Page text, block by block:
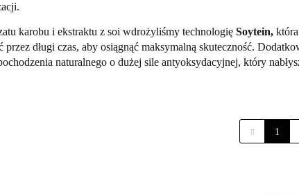
karobu i ekstraktu z soi wdrożyliśmy technologię Soytein,
przez długi czas, aby osiągnąć maksymalną skuteczność.
naturalnego o dużej sile antyoksydacyjnej, który
1